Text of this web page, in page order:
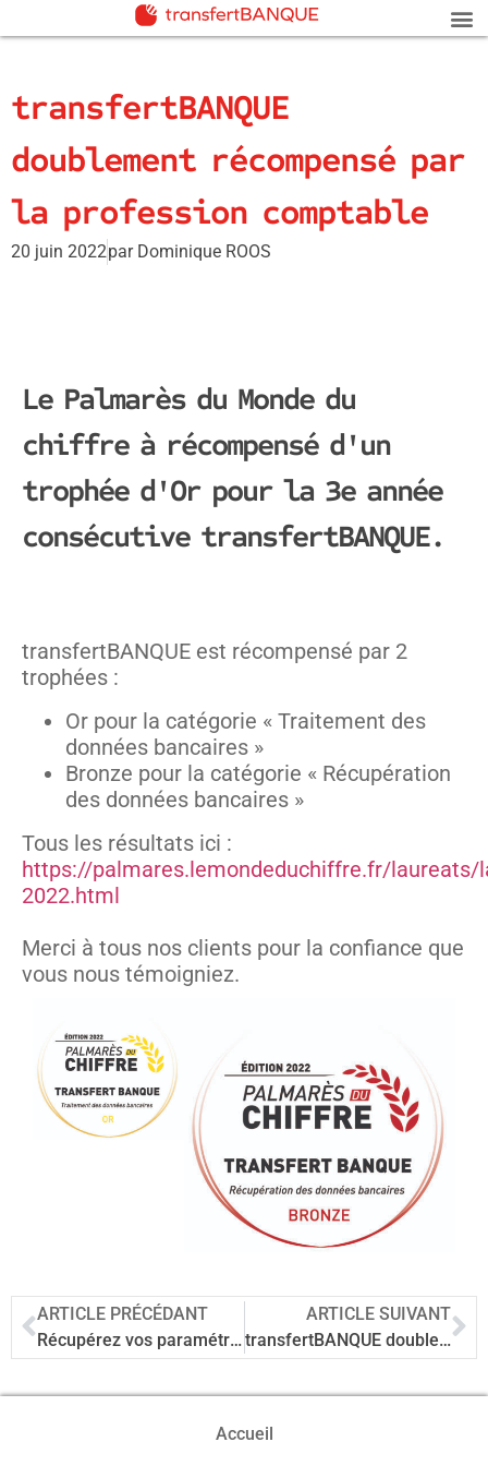
transfertBANQUE
doublement récompensé par
la profession comptable
20 juin 2022par Dominique ROOS
Le Palmarès du Monde du
chiffre à récompensé d'un
trophée d'Or pour la 3e année
consécutive transfertBANQUE.
transfertBANQUE est récompensé par 2
trophées :
Or pour la catégorie « Traitement des
données bancaires »
Bronze pour la catégorie « Récupération
des données bancaires »
Tous les résultats ici :
https://palmares.lemondeduchiffre.fr/laureats/
2022.html
Merci à tous nos clients pour la confiance que
vous nous témoigniez.
ARTICLE PRÉCÉDANT
Récupérez vos paramétrages et régles de Scanbank©
ARTICLE SUIVANT
transfertBANQUE doublement récompensé par la profession comptable
Accueil